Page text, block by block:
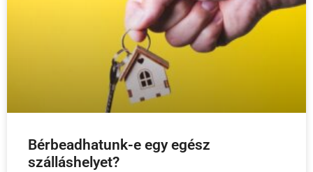
Bérbeadhatunk-e egy egész
szálláshelyet?